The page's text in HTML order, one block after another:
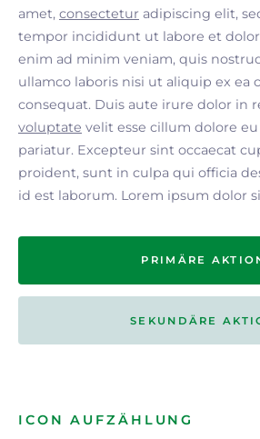
amet, consectetur adipiscing elit,
tempor incididunt ut labore et
enim ad minim veniam, quis
ullamco laboris nisi ut aliquip ex ea
consequat. Duis aute irure dolor in
voluptate velit esse cillum dolore
pariatur. Excepteur sint occaecat
proident, sunt in culpa qui officia
id est laborum. Lorem ipsum dolor
PRIMÄRE
SEKUNDÄRE
ICON AUFZÄHLUNG